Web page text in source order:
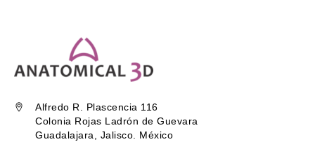
Alfredo R. Plascencia 116
Colonia Rojas Ladrón de Guevara
Guadalajara, Jalisco. México